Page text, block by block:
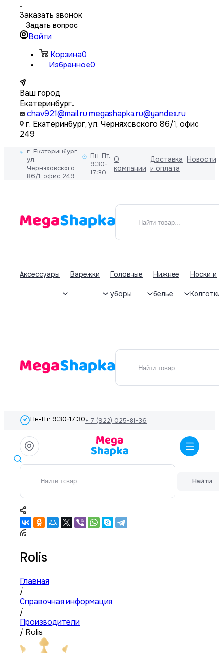
Заказать звонок
Задать вопрос
Войти
Корзина0
Избранное0
Ваш город
Екатеринбург
chav921@mail.ru megashapka.ru@yandex.ru
г. Екатеринбург, ул. Черняховского 86/1, офис
249
г. Екатеринбург,
ул.
Черняховского
86/1, офис 249
Пн-Пт:
9:30-
17:30
О
компании
Доставка
и оплата
Новости
Аксессуары Варежки Головные
уборы
Нижнее
белье
Носки и
Пн-Пт: 9:30-17:30+ 7 (922) 025-81-36
Найти
Rolis
Главная
/
Справочная информация
/
Производители
/ Rolis